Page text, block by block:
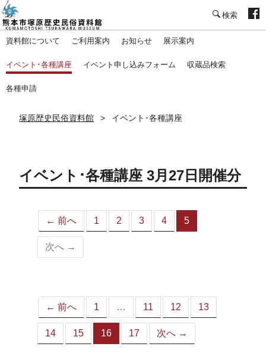
資料館について ご利用案内 お知らせ 展示案内
イベント･各種講座 イベント申し込みフォーム 収蔵品検索
各種申請
塚原歴史民俗資料館 イベント･各種講座
イベント･各種講座 3月27日開催分
← 前へ 1 2 3 4 5
次へ →
← 前へ 1 … 11 12 13
14 15 16
（こ
17 次へ →